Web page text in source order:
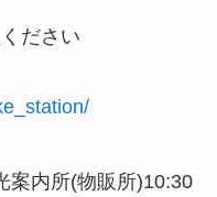
ださい
案内所(物販所)10:30